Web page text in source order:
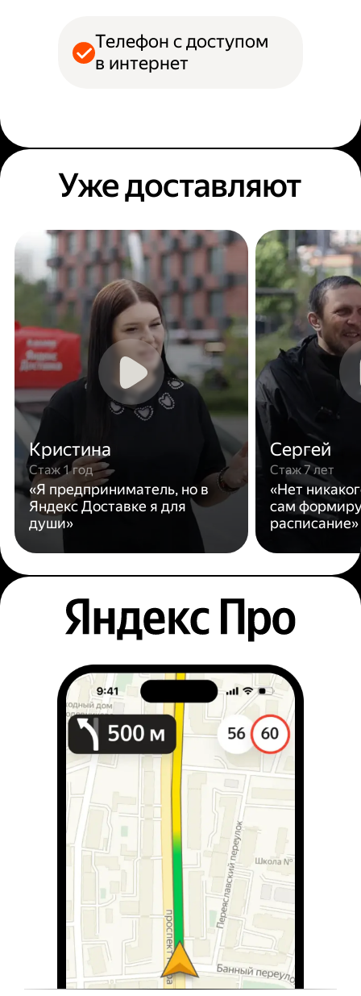
Телефон с доступом
в интернет
Уже доставляют
Кристина
Стаж 1 год
«Я предприниматель, но в
Яндекс Доставке я для
души»
Сергей
Стаж 7 лет
«Нет
сам
расписание»